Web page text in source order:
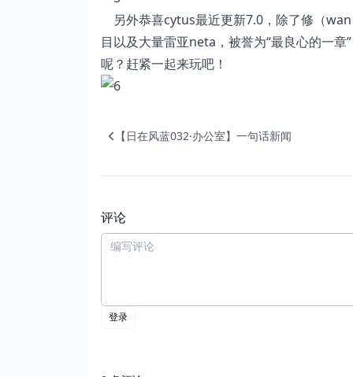
另外恭喜cytus最近更新7.0，除了修（
目以及大量雷亚neta，被誉为“最良心的一
呢？赶紧一起来玩吧！
【日在风蓝032·办公室】一句话新闻
评论